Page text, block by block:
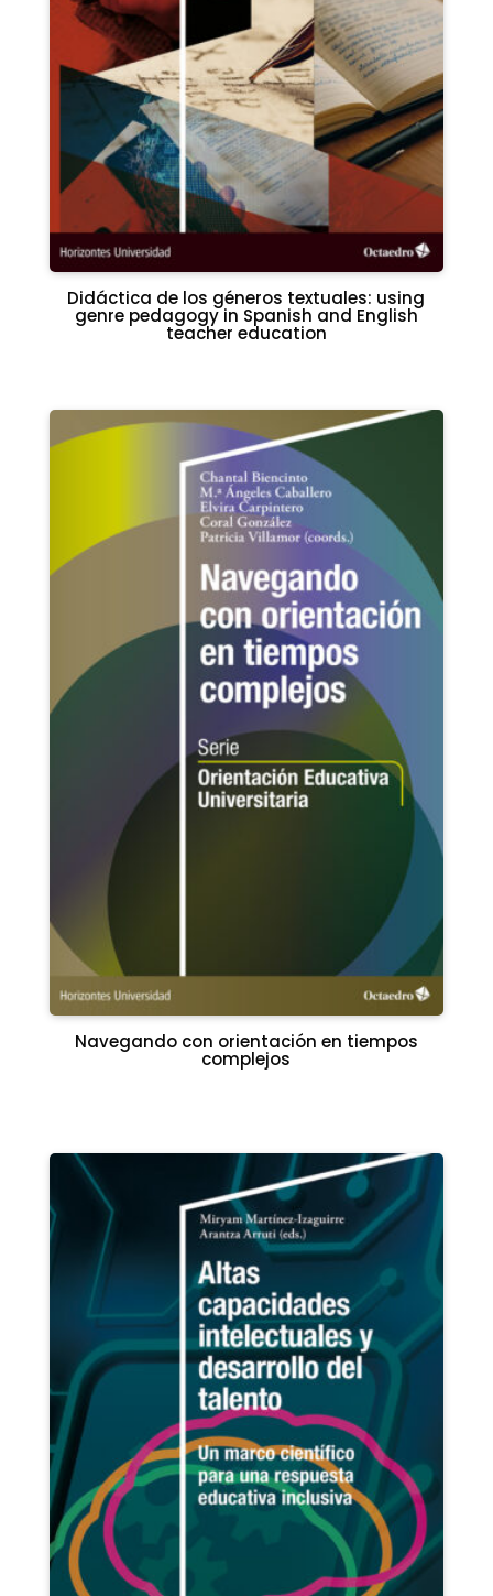
Didáctica de los géneros textuales: using
genre pedagogy in Spanish and English
teacher education
Navegando con orientación en tiempos
complejos